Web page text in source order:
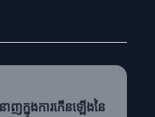
ញក្នុងការកើនឡើងនៃ